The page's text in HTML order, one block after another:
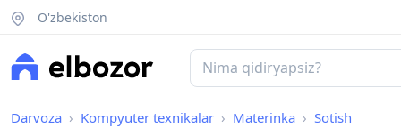
O'zbekiston
Darvoza Kompyuter texnikalar Materinka Sotish